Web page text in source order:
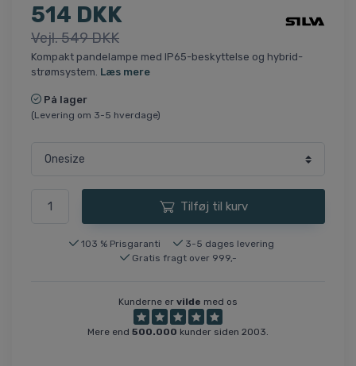
514 DKK
Vejl. 549 DKK
Kompakt pandelampe med IP65-beskyttelse og hybrid-
strømsystem. Læs mere
På lager
(Levering om 3-5 hverdage)
Tilføj til kurv
103 % Prisgaranti
3-5 dages levering
Gratis fragt over 999,-
Kunderne er vilde med os
Mere end 500.000 kunder siden 2003.